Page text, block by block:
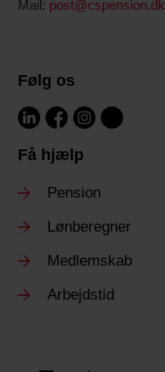
Mail: post@cspension.dk
Følg os
Få hjælp
Pension
Lønberegner
Medlemskab
Arbejdstid